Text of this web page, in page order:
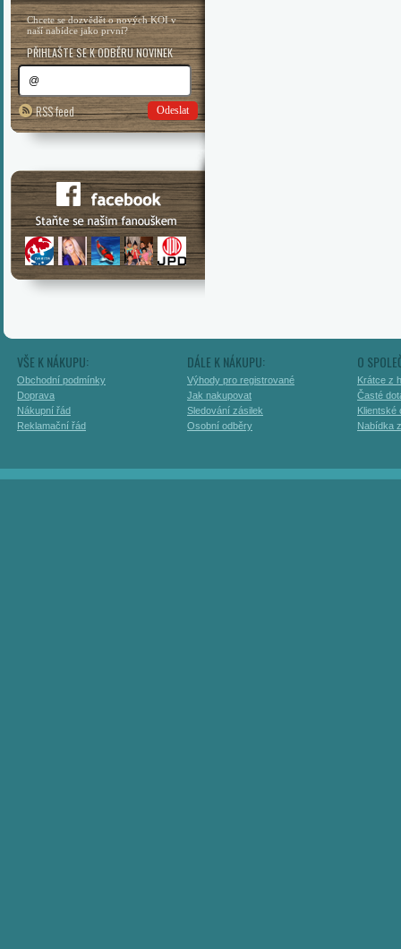
Chcete se dozvědět o nových KOI v
naší nabídce jako první?
PŘIHLAŠTE SE K ODBĚRU NOVINEK
RSS feed Odeslat
VŠE K NÁKUPU:
Obchodní podmínky
Doprava
Nákupní řád
Reklamační řád
DÁLE K NÁKUPU:
Výhody pro registrované
Jak nakupovat
Sledování zásilek
Osobní odběry
O
Krátce z
Časté
Klientské
Nabídka